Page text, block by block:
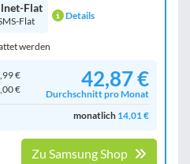
Flat
Flat Details
werden
€
€ 42,87 €
Durchschnitt pro Monat
monatlich 14,01 €
Zu Samsung Shop